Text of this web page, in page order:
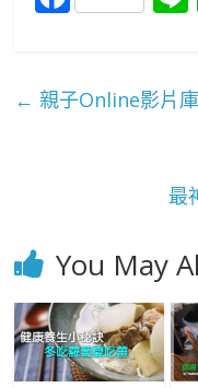
b
← 親子Online影片
最
You May